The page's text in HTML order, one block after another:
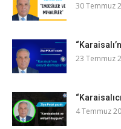
30 Temmuz
23 Temmuz
4 Temmuz